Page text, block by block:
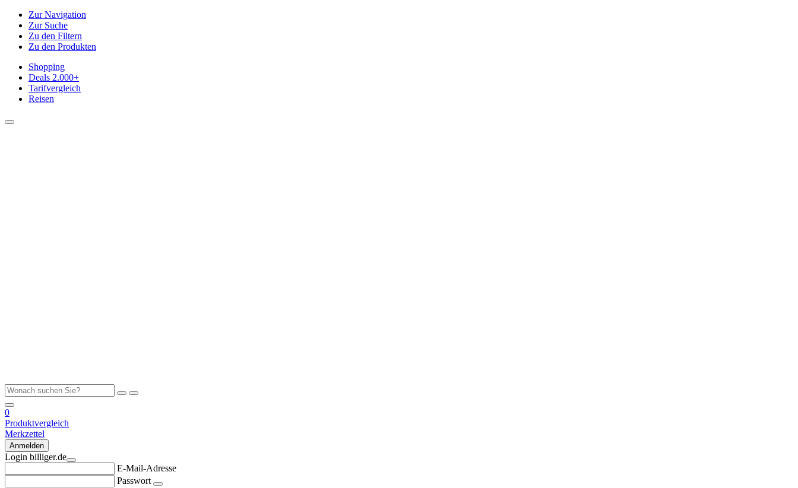
Zur Navigation
Zur Suche
Zu den Filtern
Zu den Produkten
Shopping
Deals 2.000+
Tarifvergleich
Reisen
0
Produktvergleich
Merkzettel
Anmelden
Login billiger.de
E-Mail-Adresse
Passwort